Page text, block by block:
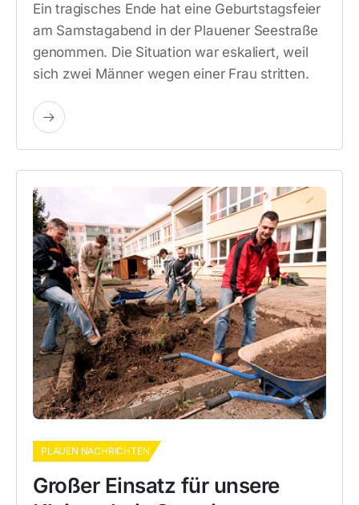
Ein tragisches Ende hat eine Geburtstagsfeier
am Samstagabend in der Plauener Seestraße
genommen. Die Situation war eskaliert, weil
sich zwei Männer wegen einer Frau stritten.
PLAUEN NACHRICHTEN
Großer Einsatz für unsere